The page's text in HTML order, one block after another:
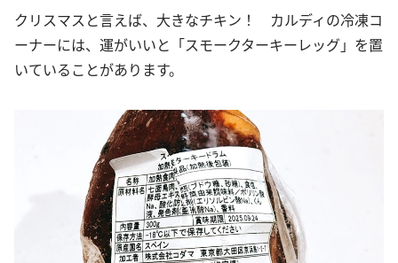
クリスマスと言えば、大きなチキン！ カルディの冷凍コ
ーナーには、運がいいと「スモークターキーレッグ」を置
いていることがあります。